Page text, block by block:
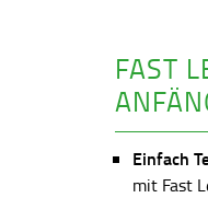
FAST
Einfach
mit Fast